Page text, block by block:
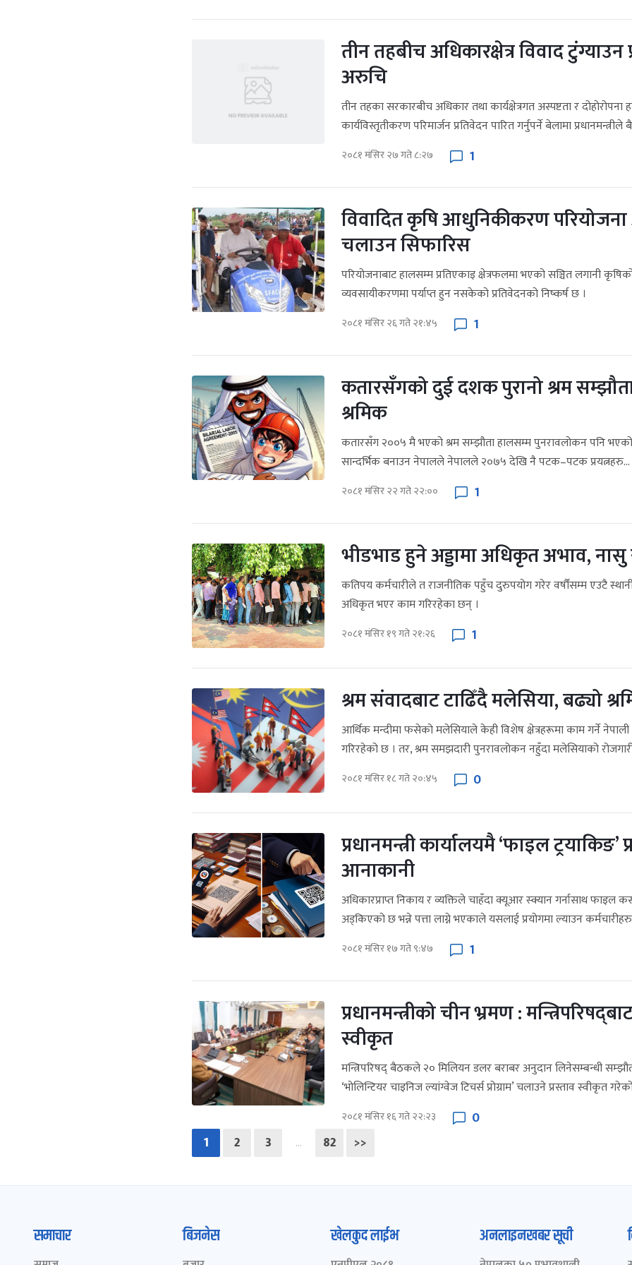
तीन तहबीच अधिकारक्षेत्र विवाद टुंग्याउन
अरुचि
तीन तहका सरकारबीच अधिकार तथा कार्यक्षेत्रगत अस्पष्टता र
कार्यविस्तृतीकरण परिमार्जन प्रतिवेदन पारित गर्नुपर्ने बेलामा
२०८१ मंसिर २७ गते ८:२७ 1
विवादित कृषि आधुनिकीकरण परियोजना
चलाउन सिफारिस
परियोजनाबाट हालसम्म प्रतिएकाइ क्षेत्रफलमा भएको सञ्चित लगानी
व्यवसायीकरणमा पर्याप्त हुन नसकेको प्रतिवेदनको निष्कर्ष छ ।
२०८१ मंसिर २६ गते २१:४५ 1
कतारसँगको दुई दशक पुरानो श्रम
श्रमिक
कतारसँग २००५ मै भएको श्रम सम्झौता हालसम्म पुनरावलोकन पनि
सान्दर्भिक बनाउन नेपालले नेपालले २०७५ देखि नै पटक–पटक प्रयत्नहरु...
२०८१ मंसिर २२ गते २२:०० 1
भीडभाड हुने अड्डामा अधिकृत अभाव,
कतिपय कर्मचारीले त राजनीतिक पहुँच दुरुपयोग गरेर वर्षौंसम्म एउटै
अधिकृत भएर काम गरिरहेका छन् ।
२०८१ मंसिर १९ गते २१:२६ 1
श्रम संवादबाट टाढिँदै मलेसिया, बढ्यो
आर्थिक मन्दीमा फसेको मलेसियाले केही विशेष क्षेत्रहरूमा काम गर्ने
गरिरहेको छ । तर, श्रम समझदारी पुनरावलोकन नहुँदा मलेसियाको
२०८१ मंसिर १८ गते २०:४५ 0
प्रधानमन्त्री कार्यालयमै ‘फाइल ट्रयाकिङ’
आनाकानी
अधिकारप्राप्त निकाय र व्यक्तिले चाहँदा क्यूआर स्क्यान गर्नासाथ फाइल
अड्किएको छ भन्ने पत्ता लाग्ने भएकाले यसलाई प्रयोगमा ल्याउन
२०८१ मंसिर १७ गते ९:४७ 1
प्रधानमन्त्रीको चीन भ्रमण :
स्वीकृत
मन्त्रिपरिषद् बैठकले २० मिलियन डलर बराबर अनुदान लिनेसम्बन्धी
‘भोलिन्टियर चाइनिज ल्यांग्वेज टिचर्स प्रोग्राम’ चलाउने प्रस्ताव स्वीकृत
२०८१ मंसिर १६ गते २२:२३
0
1
2 3 … 82 >>
समाचार बिजनेस खेलकुद लाईभ अनलाइनखबर सूची